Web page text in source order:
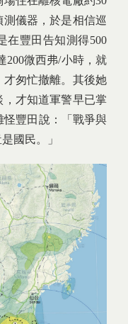
儀器，於是相信巡
在豐田告知測得500
200微西弗/小時，就
匆忙撤離。其後她
才知道軍警早已掌
怪豐田說：「戰爭與
國民。」